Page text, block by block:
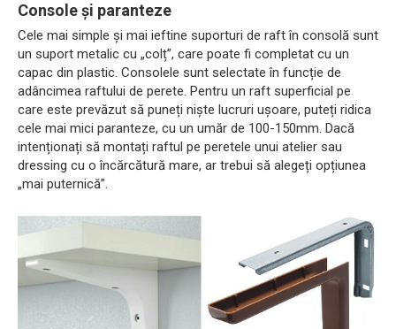
Console și paranteze
Cele mai simple și mai ieftine suporturi de raft în consolă sunt
un suport metalic cu „colț”, care poate fi completat cu un
capac din plastic. Consolele sunt selectate în funcție de
adâncimea raftului de perete. Pentru un raft superficial pe
care este prevăzut să puneți niște lucruri ușoare, puteți ridica
cele mai mici paranteze, cu un umăr de 100-150mm. Dacă
intenționați să montați raftul pe peretele unui atelier sau
dressing cu o încărcătură mare, ar trebui să alegeți opțiunea
„mai puternică”.